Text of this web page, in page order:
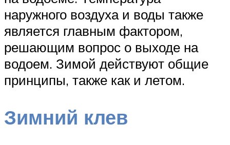
наружного воздуха и воды также
является главным фактором,
решающим вопрос о выходе на
водоем. Зимой действуют общие
принципы, также как и летом.
Зимний клев